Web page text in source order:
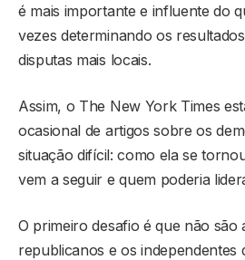
é mais importante e influente do
vezes determinando os
disputas mais locais.
Assim, o The New York Times
ocasional de artigos sobre os
situação difícil: como ela se
vem a seguir e quem poderia
O primeiro desafio é que não são
republicanos e os independentes